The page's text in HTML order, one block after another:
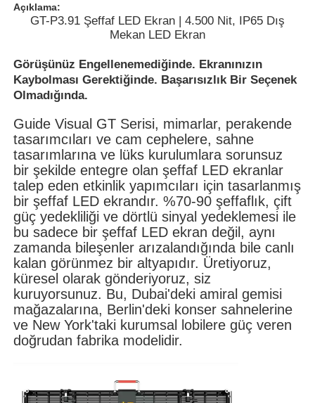
Ana Sayfa
Ürünler
Videolar
VR Gösterisi
Fabrika turu
Açıklama:
GT-P3.91 Şeffaf LED Ekran | 4.500 Nit, IP65 Dış
Mekan LED Ekran
Görüşünüz Engellenemediğinde. Ekranınızın
Kaybolması Gerektiğinde. Başarısızlık Bir Seçenek
Olmadığında.
Guide Visual GT Serisi, mimarlar, perakende
tasarımcıları ve cam cephelere, sahne
tasarımlarına ve lüks kurulumlara sorunsuz
bir şekilde entegre olan şeffaf LED ekranlar
talep eden etkinlik yapımcıları için tasarlanmış
bir şeffaf LED ekrandır. %70-90 şeffaflık, çift
güç yedekliliği ve dörtlü sinyal yedeklemesi ile
bu sadece bir şeffaf LED ekran değil, aynı
zamanda bileşenler arızalandığında bile canlı
kalan görünmez bir altyapıdır. Üretiyoruz,
küresel olarak gönderiyoruz, siz
kuruyorsunuz. Bu, Dubai'deki amiral gemisi
mağazalarına, Berlin'deki konser sahnelerine
ve New York'taki kurumsal lobilere güç veren
doğrudan fabrika modelidir.